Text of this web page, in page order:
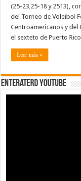
(25-23,25-18 y 2513),
del Torneo de Voleibol
Centroamericanos y del
el sexteto de Puerto
Leer más »
EnterateRD YOUTUBE